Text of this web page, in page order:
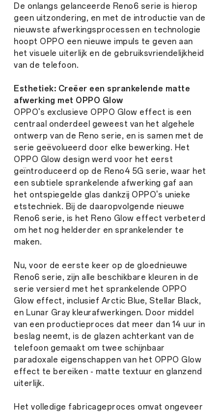
De onlangs gelanceerde Reno6 serie is hierop
geen uitzondering, en met de introductie van de
nieuwste afwerkingsprocessen en technologie
hoopt OPPO een nieuwe impuls te geven aan
het visuele uiterlijk en de gebruiksvriendelijkheid
van de telefoon.
Esthetiek: Creëer een sprankelende matte
afwerking met OPPO Glow
OPPO's exclusieve OPPO Glow effect is een
centraal onderdeel geweest van het algehele
ontwerp van de Reno serie, en is samen met de
serie geëvolueerd door elke bewerking. Het
OPPO Glow design werd voor het eerst
geïntroduceerd op de Reno4 5G serie, waar het
een subtiele sprankelende afwerking gaf aan
het ontspiegelde glas dankzij OPPO's unieke
etstechniek. Bij de daaropvolgende nieuwe
Reno6 serie, is het Reno Glow effect verbeterd
om het nog helderder en sprankelender te
maken.
Nu, voor de eerste keer op de gloednieuwe
Reno6 serie, zijn alle beschikbare kleuren in de
serie versierd met het sprankelende OPPO
Glow effect, inclusief Arctic Blue, Stellar Black,
en Lunar Gray kleurafwerkingen. Door middel
van een productieproces dat meer dan 14 uur in
beslag neemt, is de glazen achterkant van de
telefoon gemaakt om twee schijnbaar
paradoxale eigenschappen van het OPPO Glow
effect te bereiken - matte textuur en glanzend
uiterlijk.
Het volledige fabricageproces omvat ongeveer